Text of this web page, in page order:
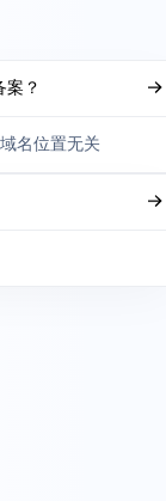
案？
名位置无关